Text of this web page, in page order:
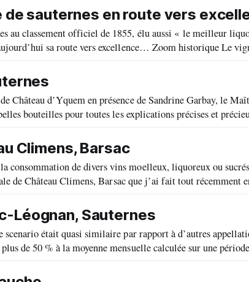
de sauternes en route vers
au classement officiel de 1855, élu aussi « le meilleur
Zoom historique Le vignoble de Rayne
Château d’Yquem en présence de Sandrine Garbay, le
pour toutes les explications précises et précieuses.
Climens, Barsac
de Château Climens, Barsac que j’ai fait tout récemment
Léognan, Sauternes
50 % à la moyenne mensuelle calculée sur une période